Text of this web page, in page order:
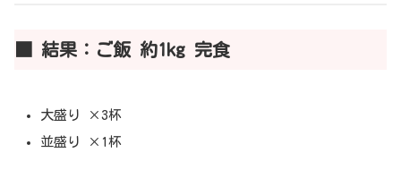
■ 結果：ご飯 約1kg 完食
大盛り ×3杯
並盛り ×1杯